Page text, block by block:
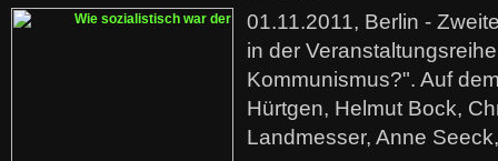
01.11.2011, Berlin -
in der
Kommunismus?". Auf
Hürtgen, Helmut Bock,
Landmesser, Anne